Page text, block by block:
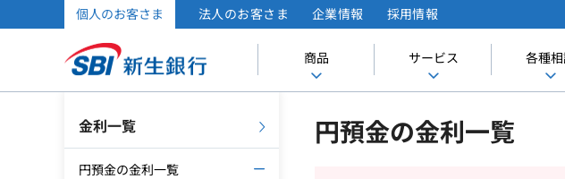
商品 サービス 各種
個人のお客さま 法人のお客さま 企業情報 採用情報
円預金の金利一覧
金利一覧
円預金の金利一覧